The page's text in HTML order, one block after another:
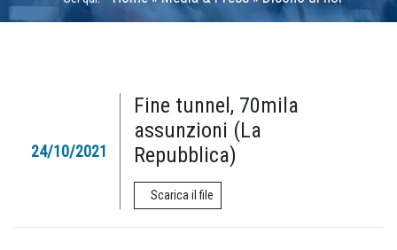
24/10/2021
Fine tunnel, 70mila
assunzioni (La
Repubblica)
Scarica il file